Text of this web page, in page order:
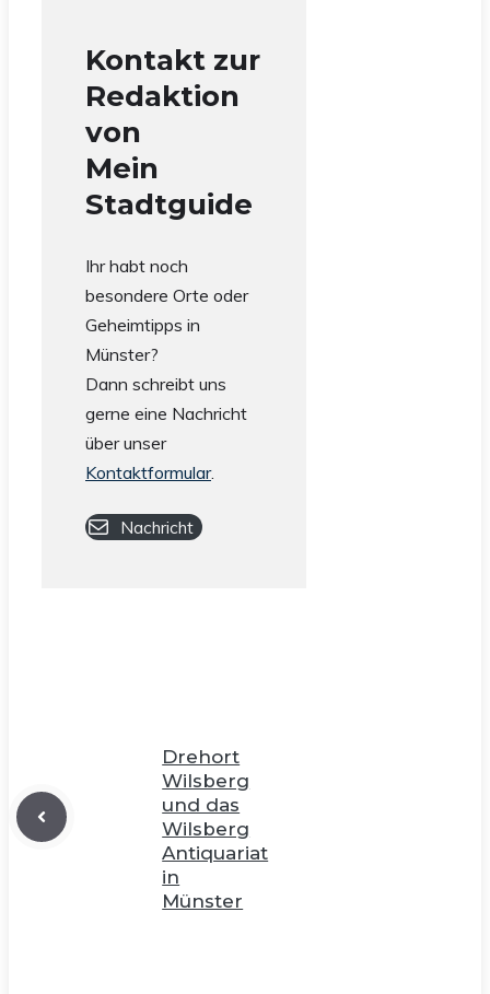
Kontakt zur
Redaktion
von
Mein
Stadtguide
Ihr habt noch
besondere Orte oder
Geheimtipps in
Münster?
Dann schreibt uns
gerne eine Nachricht
über unser
Kontaktformular.
Nachricht
Drehort
Wilsberg
und das
Wilsberg
Antiquariat
in
Münster